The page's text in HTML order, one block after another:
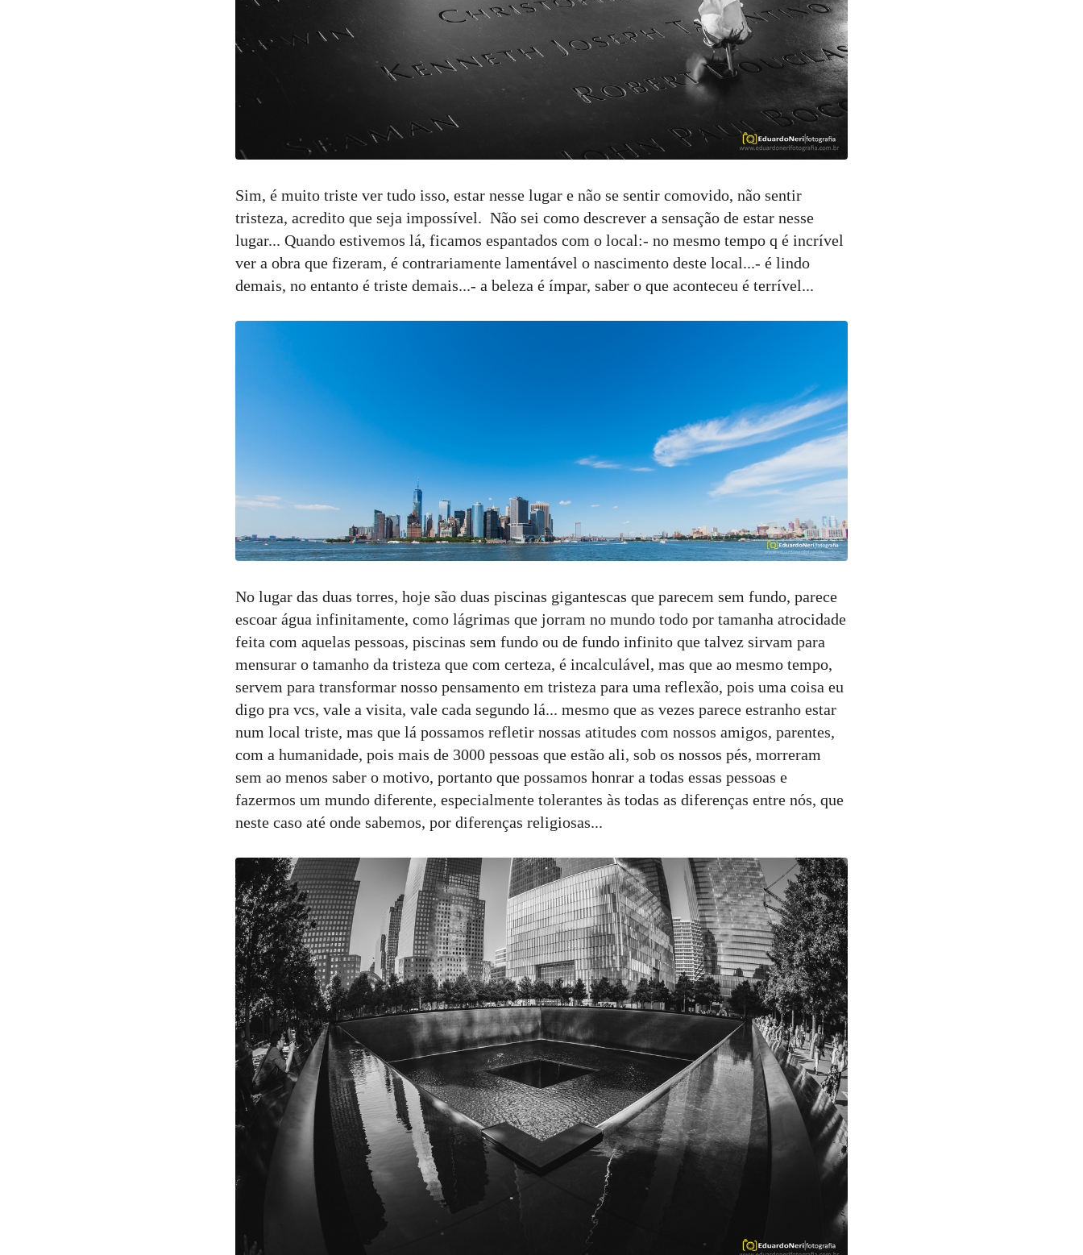
Sim, é muito triste ver tudo isso, estar nesse lugar e não se sentir comovido, não sentir
tristeza, acredito que seja impossível. Não sei como descrever a sensação de estar nesse
lugar... Quando estivemos lá, ficamos espantados com o local:- no mesmo tempo q é incrível
ver a obra que fizeram, é contrariamente lamentável o nascimento deste local...- é lindo
demais, no entanto é triste demais...- a beleza é ímpar, saber o que aconteceu é terrível...
No lugar das duas torres, hoje são duas piscinas gigantescas que parecem sem fundo, parece
escoar água infinitamente, como lágrimas que jorram no mundo todo por tamanha atrocidade
feita com aquelas pessoas, piscinas sem fundo ou de fundo infinito que talvez sirvam para
mensurar o tamanho da tristeza que com certeza, é incalculável, mas que ao mesmo tempo,
servem para transformar nosso pensamento em tristeza para uma reflexão, pois uma coisa eu
digo pra vcs, vale a visita, vale cada segundo lá... mesmo que as vezes parece estranho estar
num local triste, mas que lá possamos refletir nossas atitudes com nossos amigos, parentes,
com a humanidade, pois mais de 3000 pessoas que estão ali, sob os nossos pés, morreram
sem ao menos saber o motivo, portanto que possamos honrar a todas essas pessoas e
fazermos um mundo diferente, especialmente tolerantes às todas as diferenças entre nós, que
neste caso até onde sabemos, por diferenças religiosas...